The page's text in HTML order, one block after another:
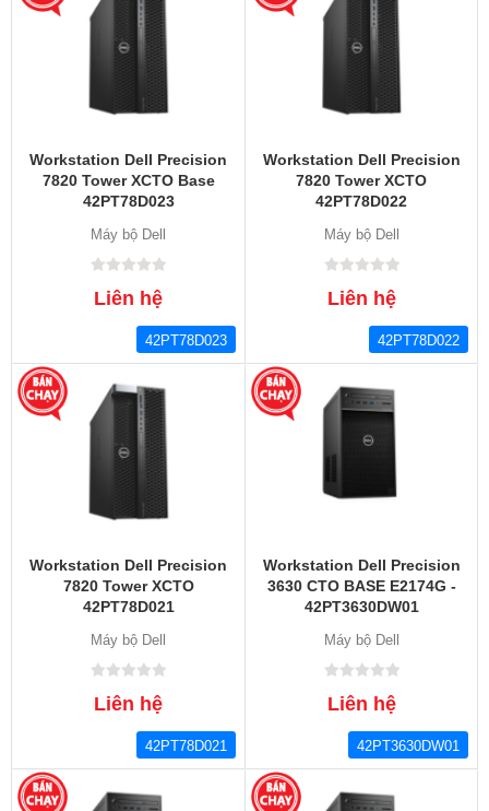
Workstation Dell Precision
7820 Tower XCTO Base
42PT78D023
Máy bộ Dell
Liên hệ
42PT78D023
Workstation Dell Precision
7820 Tower XCTO
42PT78D022
Máy bộ Dell
Liên hệ
42PT78D022
Workstation Dell Precision
7820 Tower XCTO
42PT78D021
Máy bộ Dell
Liên hệ
42PT78D021
Workstation Dell Precision
3630 CTO BASE E2174G -
42PT3630DW01
Máy bộ Dell
Liên hệ
42PT3630DW01